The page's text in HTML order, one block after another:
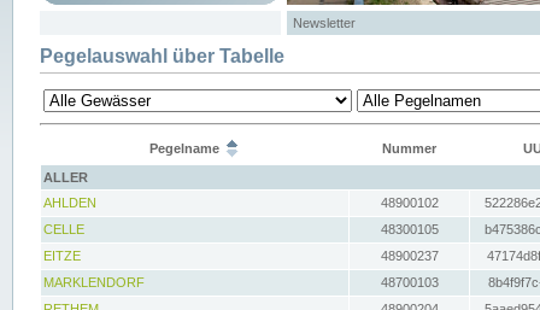
Newsletter
Pegelauswahl über Tabelle
Pegelname Nummer
ALLER
AHLDEN
48900102
CELLE
48300105
EITZE
48900237
MARKLENDORF
48700103